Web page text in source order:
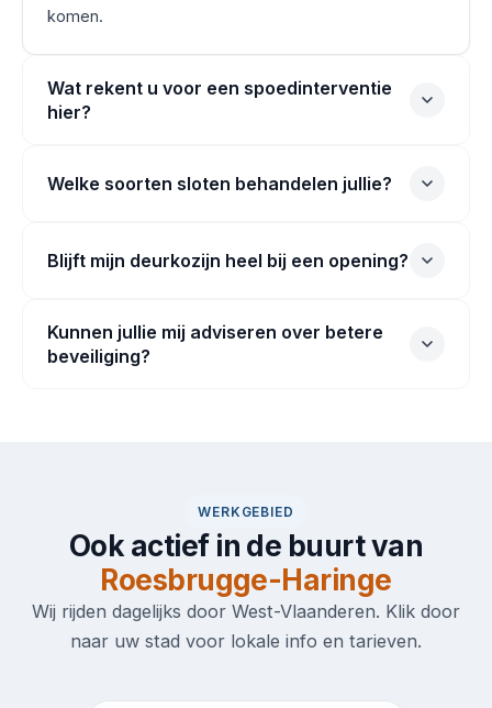
komen.
Wat rekent u voor een spoedinterventie
hier?
Welke soorten sloten behandelen jullie?
Blijft mijn deurkozijn heel bij een opening?
Kunnen jullie mij adviseren over betere
beveiliging?
WERKGEBIED
Ook actief in de buurt van
Roesbrugge-Haringe
Wij rijden dagelijks door West-Vlaanderen. Klik door
naar uw stad voor lokale info en tarieven.